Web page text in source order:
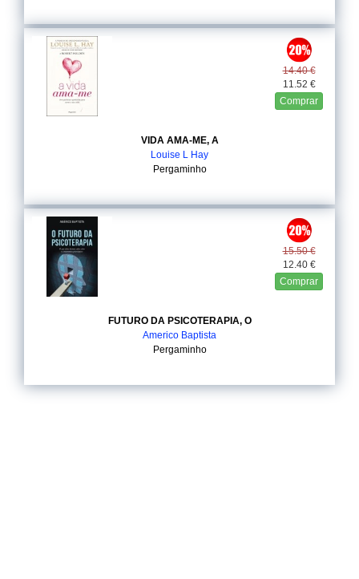
14.40 €
11.52 €
Comprar
VIDA AMA-ME, A
Louise L Hay
Pergaminho
15.50 €
12.40 €
Comprar
FUTURO DA PSICOTERAPIA, O
Americo Baptista
Pergaminho